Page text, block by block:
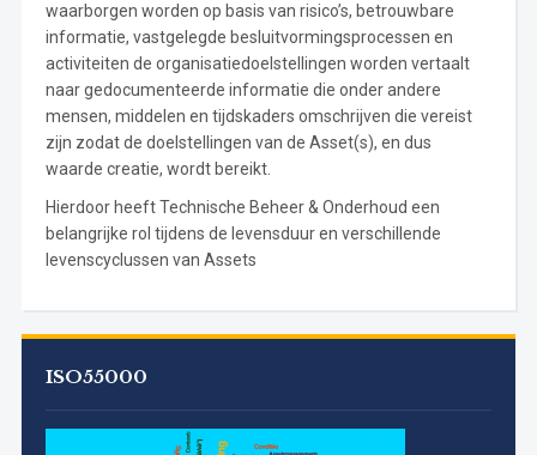
waarborgen worden op basis van risico’s, betrouwbare
informatie, vastgelegde besluitvormingsprocessen en
activiteiten de organisatiedoelstellingen worden vertaalt
naar gedocumenteerde informatie die onder andere
mensen, middelen en tijdskaders omschrijven die vereist
zijn zodat de doelstellingen van de Asset(s), en dus
waarde creatie, wordt bereikt.
Hierdoor heeft Technische Beheer & Onderhoud een
belangrijke rol tijdens de levensduur en verschillende
levenscyclussen van Assets
ISO55000